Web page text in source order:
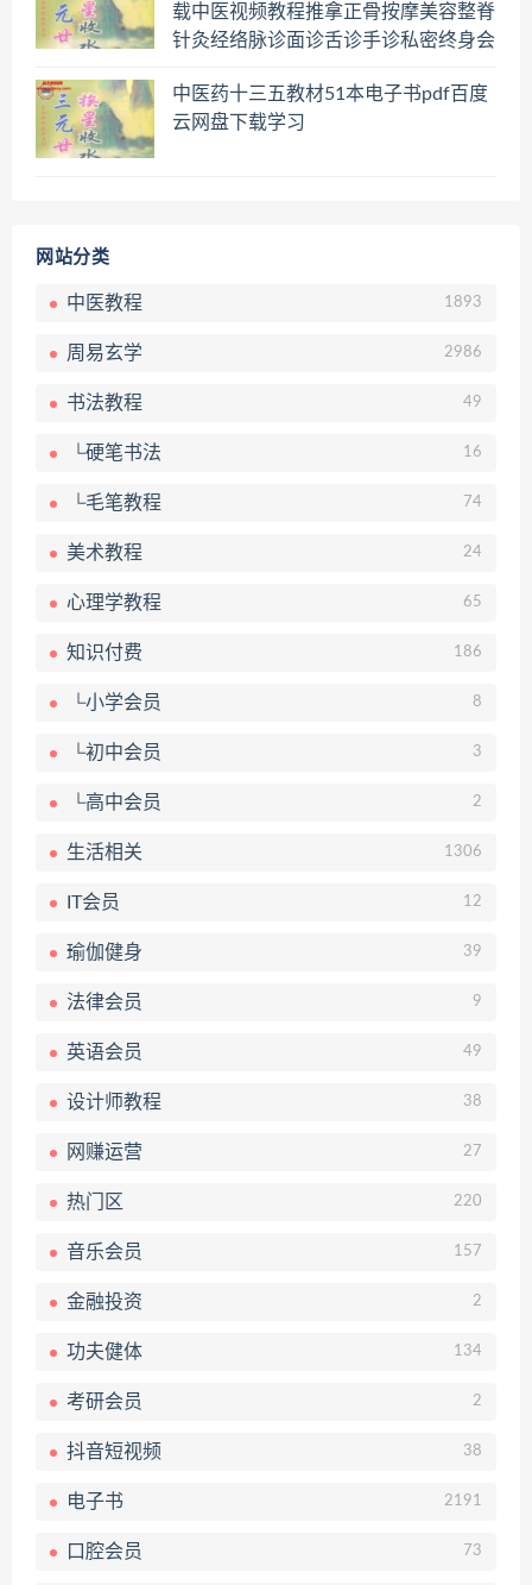
载中医视频教程推拿正骨按摩美容整脊
针灸经络脉诊面诊舌诊手诊私密终身会
中医药十三五教材51本电子书pdf百度
云网盘下载学习
网站分类
中医教程 1893
周易玄学 2986
书法教程 49
└硬笔书法 16
└毛笔教程 74
美术教程 24
心理学教程 65
知识付费 186
└小学会员 8
└初中会员 3
└高中会员 2
生活相关 1306
IT会员 12
瑜伽健身 39
法律会员 9
英语会员 49
设计师教程 38
网赚运营 27
热门区 220
音乐会员 157
金融投资 2
功夫健体 134
考研会员 2
抖音短视频 38
电子书 2191
口腔会员 73